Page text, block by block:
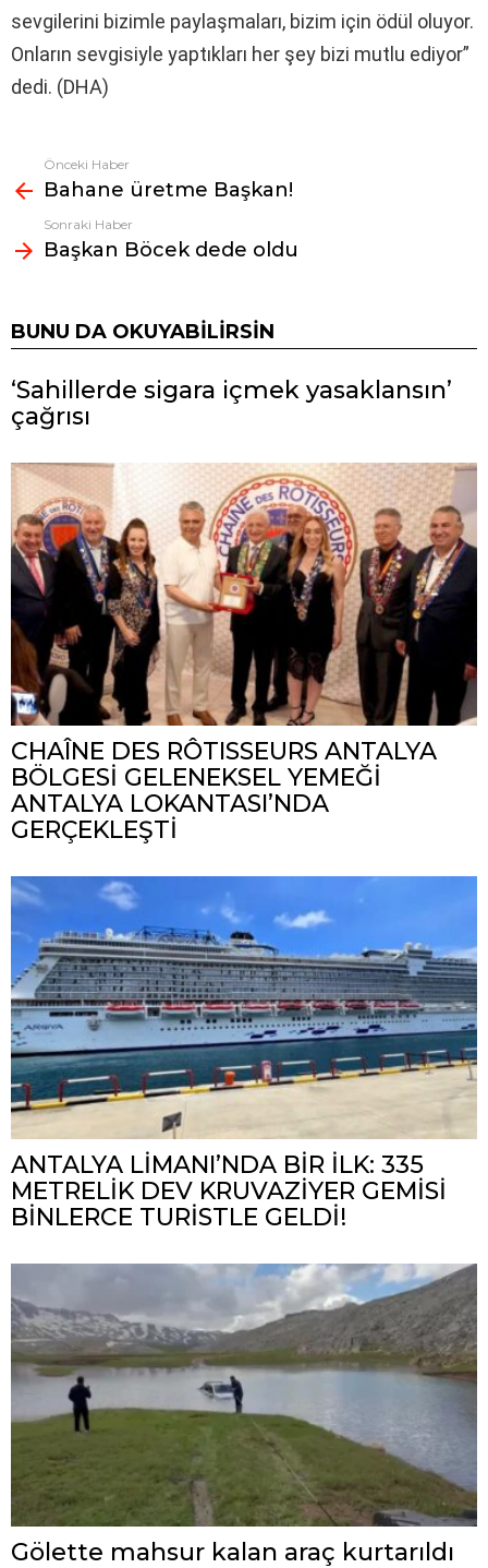
sevgilerini bizimle paylaşmaları, bizim için ödül oluyor.
Onların sevgisiyle yaptıkları her şey bizi mutlu ediyor”
dedi. (DHA)
Fazlasına
bak
Önceki Haber
Bahane üretme Başkan!
Sonraki Haber
Başkan Böcek dede oldu
BUNU DA OKUYABILIRSIN
‘Sahillerde sigara içmek yasaklansın’
çağrısı
CHAÎNE DES RÔTISSEURS ANTALYA
BÖLGESİ GELENEKSEL YEMEĞİ
ANTALYA LOKANTASI’NDA
GERÇEKLEŞTİ
ANTALYA LİMANI’NDA BİR İLK: 335
METRELİK DEV KRUVAZİYER GEMİSİ
BİNLERCE TURİSTLE GELDİ!
Gölette mahsur kalan araç kurtarıldı